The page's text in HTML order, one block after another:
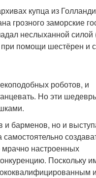
купца из
грозного заморские
неслыханной силой
при помощи шестёрен и
роботов, и
Но эти
и барменов, но и
настроенных
Поскольку